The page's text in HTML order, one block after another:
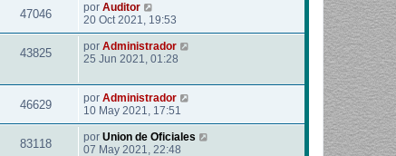
47046 por Auditor
20 Oct 2021, 19:53
43825 por Administrador
25 Jun 2021, 01:28
46629 por Administrador
10 May 2021, 17:51
83118 por Union de Oficiales
07 May 2021, 22:48